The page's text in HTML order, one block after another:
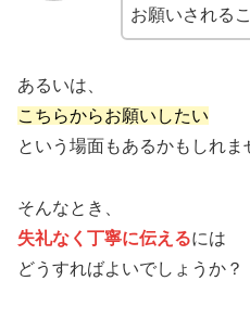
お願いされる
あるいは、
こちらからお願いしたい
という場面もあるかもしれま
そんなとき、
失礼なく丁寧に伝えるには
どうすればよいでしょうか？